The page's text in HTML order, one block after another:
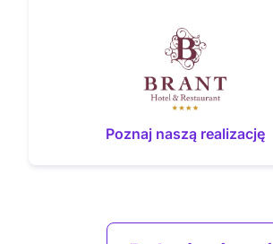
Poznaj naszą realizację